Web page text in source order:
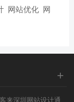
网站优化 网
+
来深圳网站设计通